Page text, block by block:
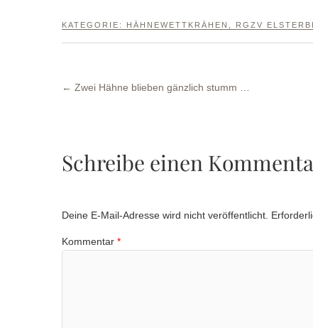
KATEGORIE: HÄHNEWETTKRÄHEN RGZV
← Zwei Hähne blieben gänzlich stumm …
Schreibe einen
Deine E-Mail-Adresse wird nicht veröffentlicht.
Kommentar *